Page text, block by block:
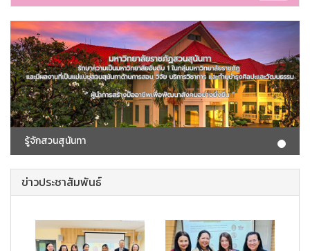
รู้จักสวนสุนันทา
ข่าวประชาสัมพันธ์